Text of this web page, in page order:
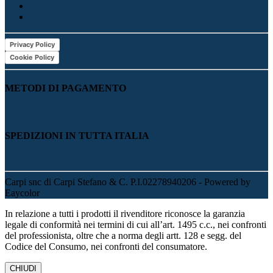
Privacy Policy
Cookie Policy
METODI DI PAGAMENTO
SPEDIZIONI IN TUTTA ITALIA
Carpi snc di Carpi Stefano & C. P.I.02278940206 - Powered by
Eaycolor
In relazione a tutti i prodotti il rivenditore riconosce la garanzia
legale di conformità nei termini di cui all’art. 1495 c.c., nei confronti
del professionista, oltre che a norma degli artt. 128 e segg. del
Codice del Consumo, nei confronti del consumatore.
CHIUDI